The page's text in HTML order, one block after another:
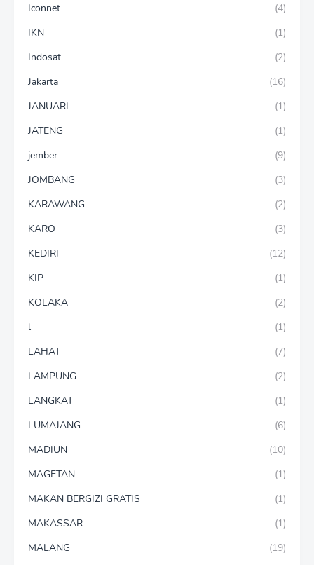
Iconnet
(4)
IKN
(1)
Indosat
(2)
Jakarta
(16)
JANUARI
(1)
JATENG
(1)
jember
(9)
JOMBANG
(3)
KARAWANG
(2)
KARO
(3)
KEDIRI
(12)
KIP
(1)
KOLAKA
(2)
l
(1)
LAHAT
(7)
LAMPUNG
(2)
LANGKAT
(1)
LUMAJANG
(6)
MADIUN
(10)
MAGETAN
(1)
MAKAN BERGIZI GRATIS
(1)
MAKASSAR
(1)
MALANG
(19)